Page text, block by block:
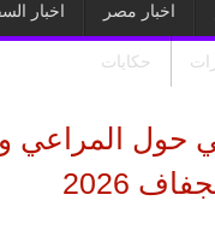
اخبار مصر اخبار
حكايات
حول المراعي
2026